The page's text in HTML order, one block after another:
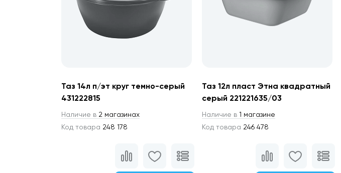
Таз 14л п/эт круг темно-серый
431222815
Наличие в 2 магазинах
Код товара 248 178
Таз 12л пласт Этна квадратный
серый 221221635/03
Наличие в 1 магазине
Код товара 246 478